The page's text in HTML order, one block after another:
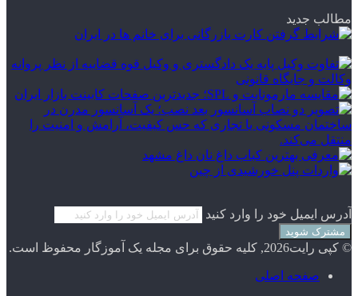
مطالب جدید
آدرس ایمیل خود را وارد کنید
© کپی رایت2026, کلیه حقوق برای مجله یک آموزگار محفوظ است.
صفحه اصلی